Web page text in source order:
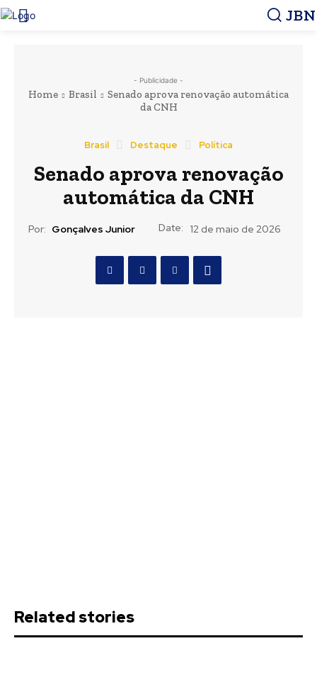
JBN
- Publicidade -
Home Brasil
Senado aprova renovação automática
da CNH
Brasil Destaque Política
Senado aprova renovação
automática da CNH
Por: Gonçalves Junior Date: 12 de maio de 2026
Related stories